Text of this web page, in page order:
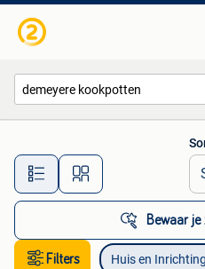
Alle
Bewaar
Filters Huis en Inrichting